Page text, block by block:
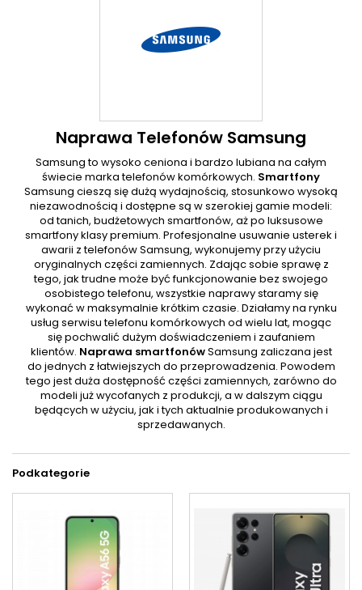
Naprawa Telefonów Samsung
Samsung to wysoko ceniona i bardzo lubiana na całym
świecie marka telefonów komórkowych. Smartfony
Samsung cieszą się dużą wydajnością, stosunkowo wysoką
niezawodnością i dostępne są w szerokiej gamie modeli:
od tanich, budżetowych smartfonów, aż po luksusowe
smartfony klasy premium. Profesjonalne usuwanie usterek i
awarii z telefonów Samsung, wykonujemy przy użyciu
oryginalnych części zamiennych. Zdając sobie sprawę z
tego, jak trudne może być funkcjonowanie bez swojego
osobistego telefonu, wszystkie naprawy staramy się
wykonać w maksymalnie krótkim czasie. Działamy na rynku
usług serwisu telefonu komórkowych od wielu lat, mogąc
się pochwalić dużym doświadczeniem i zaufaniem
klientów. Naprawa smartfonówSamsung zaliczana jest
do jednych z łatwiejszych do przeprowadzenia. Powodem
tego jest duża dostępność części zamiennych, zarówno do
modeli już wycofanych z produkcji, a w dalszym ciągu
będących w użyciu, jak i tych aktualnie produkowanych i
sprzedawanych.
Podkategorie